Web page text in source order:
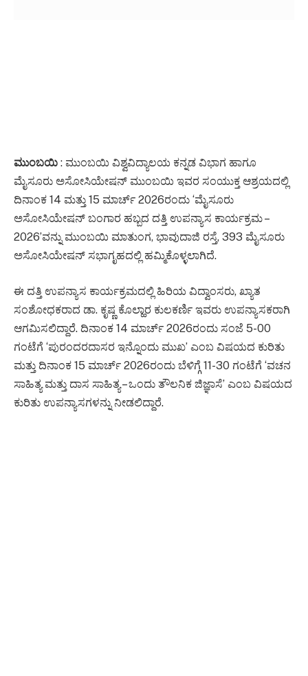
ಮುಂಬಯಿ : ಮುಂಬಯಿ ವಿಶ್ವವಿದ್ಯಾಲಯ ಕನ್ನಡ ವಿಭಾಗ ಹಾಗೂ
ಮೈಸೂರು ಅಸೋಸಿಯೇಷನ್ ಮುಂಬಯಿ ಇವರ ಸಂಯುಕ್ತ ಆಶ್ರಯದಲ್ಲಿ
ದಿನಾಂಕ 14 ಮತ್ತು 15 ಮಾರ್ಚ್ 2026ರಂದು ‘ಮೈಸೂರು
ಅಸೋಸಿಯೇಷನ್ ಬಂಗಾರ ಹಬ್ಬದ ದತ್ತಿ ಉಪನ್ಯಾಸ ಕಾರ್ಯಕ್ರಮ –
2026’ವನ್ನು ಮುಂಬಯಿ ಮಾತುಂಗ, ಭಾವುದಾಜಿ ರಸ್ತೆ, 393 ಮೈಸೂರು
ಅಸೋಸಿಯೇಷನ್ ಸಭಾಗೃಹದಲ್ಲಿ ಹಮ್ಮಿಕೊಳ್ಳಲಾಗಿದೆ.
ಈ ದತ್ತಿ ಉಪನ್ಯಾಸ ಕಾರ್ಯಕ್ರಮದಲ್ಲಿ ಹಿರಿಯ ವಿದ್ವಾಂಸರು, ಖ್ಯಾತ
ಸಂಶೋಧಕರಾದ ಡಾ. ಕೃಷ್ಣ ಕೊಲ್ಹಾರ ಕುಲಕರ್ಣಿ ಇವರು ಉಪನ್ಯಾಸಕರಾಗಿ
ಆಗಮಿಸಲಿದ್ದಾರೆ. ದಿನಾಂಕ 14 ಮಾರ್ಚ್ 2026ರಂದು ಸಂಜೆ 5-00
ಗಂಟೆಗೆ ‘ಪುರಂದರದಾಸರ ಇನ್ನೊಂದು ಮುಖ’ ಎಂಬ ವಿಷಯದ ಕುರಿತು
ಮತ್ತು ದಿನಾಂಕ 15 ಮಾರ್ಚ್ 2026ರಂದು ಬೆಳಿಗ್ಗೆ 11-30 ಗಂಟೆಗೆ ‘ವಚನ
ಸಾಹಿತ್ಯ ಮತ್ತು ದಾಸ ಸಾಹಿತ್ಯ – ಒಂದು ತೌಲನಿಕ ಜಿಜ್ಞಾಸೆ’ ಎಂಬ ವಿಷಯದ
ಕುರಿತು ಉಪನ್ಯಾಸಗಳನ್ನು ನೀಡಲಿದ್ದಾರೆ.